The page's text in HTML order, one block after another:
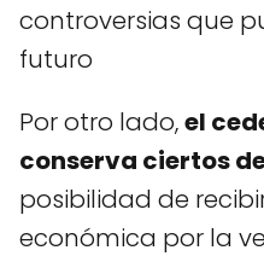
controversias que
futuro
Por otro lado,el
conserva ciertos
posibilidad de
económica por la